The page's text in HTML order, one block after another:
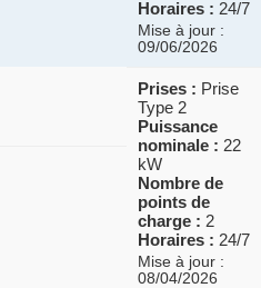
Horaires : 24/7
Mise à jour :
09/06/2026
Prises : Prise
Type 2
Puissance
nominale : 22
kW
Nombre de
points de
charge : 2
Horaires : 24/7
Mise à jour :
08/04/2026